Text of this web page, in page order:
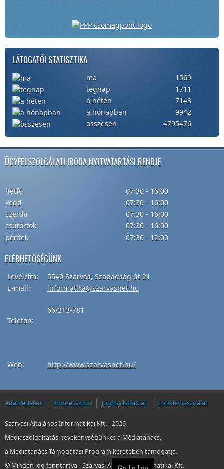
LÁTOGATÓI STATISZTIKA
ma
1569
tegnap
1711
a héten
7143
a hónapban
9942
összesen
4795476
ÜGYFÉLSZOLGÁLATI IRODA NYITVATARTÁSI RENDJE
hétfő
07:30 - 16:00
kedd
07:30 - 16:00
szerda
07:30 - 16:00
csütörtök
07:30 - 16:00
péntek
07:30 - 12:00
ELÉRHETŐSÉGÜNK
Levélcím: 5540 Szarvas, Szabadság út 21.
E-mail:
informatika@szarvasnet.hu
Telefon:
66/313-781
Web: http://www.szarvasnet.hu/
Adatvédelem Impresszum Jogi nyilatkozat Cookie használat
Szarvasi Általános Informatikai Kft. -2026
Médiaszolgáltatási tevékenységünket a Médiatanács,
a Médiatanács Támogatási Program keretében támogatja.
© Minden jog fenntartva - Szarvasi Általános Informatikai Kft.